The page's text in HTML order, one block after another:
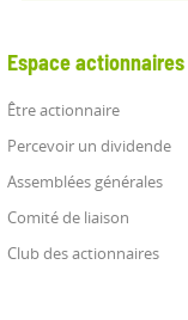
Espace actionnaires
Être actionnaire
Percevoir un dividende
Assemblées générales
Comité de liaison
Club des actionnaires